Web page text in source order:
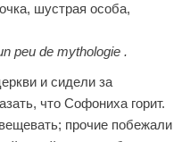
шустрая особа,
peu de mythologie .
и сидели за
что Софониха горит.
прочие побежали